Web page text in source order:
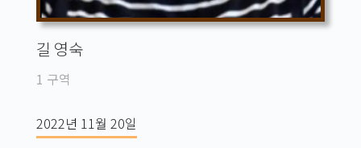
길 영숙
1 구역
2022년 11월 20일